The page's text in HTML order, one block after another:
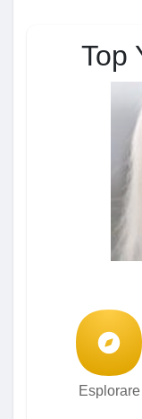
Top
Esplorare